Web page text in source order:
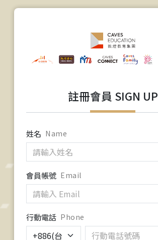
註冊會員 SIGN UP
姓名 Name
會員帳號 Email
行動電話 Phone